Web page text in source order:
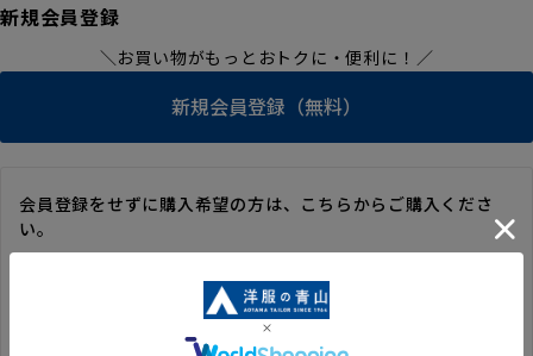
新規会員登録
＼お買い物がもっとおトクに・便利に！／
新規会員登録（無料）
会員登録をせずに購入希望の方は、こちらからご購入くださ
い。
毎回のご注文時に入力いただく必要があります。
※洋服の青山オンラインストアのポイントは付与されません。
また、ゲスト購入後の会員情報統合・ポイントの付与は、対応